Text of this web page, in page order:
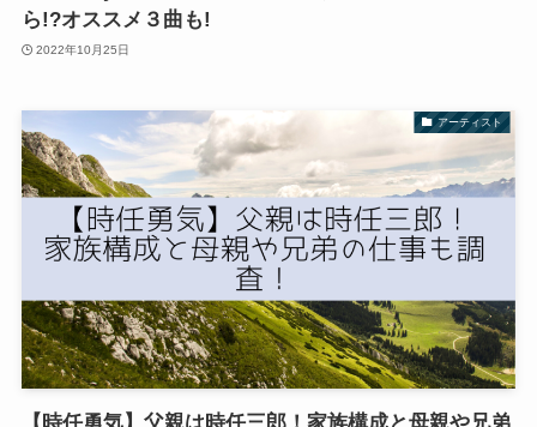
ら!?オススメ３曲も!
2022年10月25日
アーティスト